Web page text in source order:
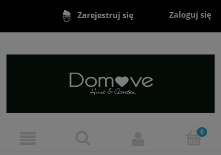
Zarejestruj się Zaloguj się